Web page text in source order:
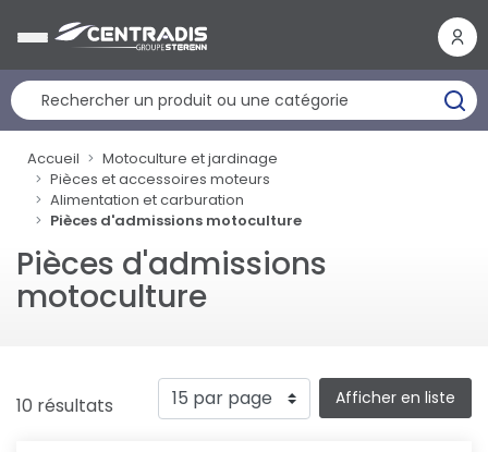
Accueil
Motoculture et jardinage
Pièces et accessoires moteurs
Alimentation et carburation
Pièces d'admissions motoculture
Pièces d'admissions
motoculture
10 résultats Afficher en liste